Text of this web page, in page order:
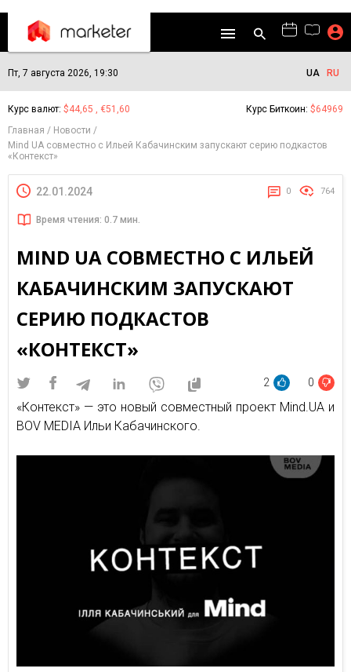
Пт, 7 августа 2026, 19:30 UA RU
Курс валют: $44,65 , €51,60 Курс Биткоин: $64969
Главная
Новости
Mind UA совместно с Ильей Кабачинским запускают серию подкастов
«Контекст»
22.01.2024 0 764
Время чтения: 0.7 мин.
MIND UA СОВМЕСТНО С ИЛЬЕЙ
КАБАЧИНСКИМ ЗАПУСКАЮТ
СЕРИЮ ПОДКАСТОВ
«КОНТЕКСТ»
2 0
«Контекст» — это новый совместный проект Mind.UA и
BOV MEDIA Ильи Кабачинского.